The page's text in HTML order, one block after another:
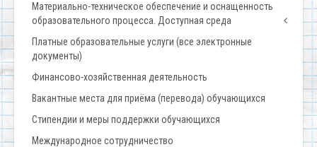
Материально-техническое обеспечение и оснащенность
образовательного процесса. Доступная среда
Платные образовательные услуги (все электронные
документы)
Финансово-хозяйственная деятельность
Вакантные места для приёма (перевода) обучающихся
Стипендии и меры поддержки обучающихся
Международное сотрудничество